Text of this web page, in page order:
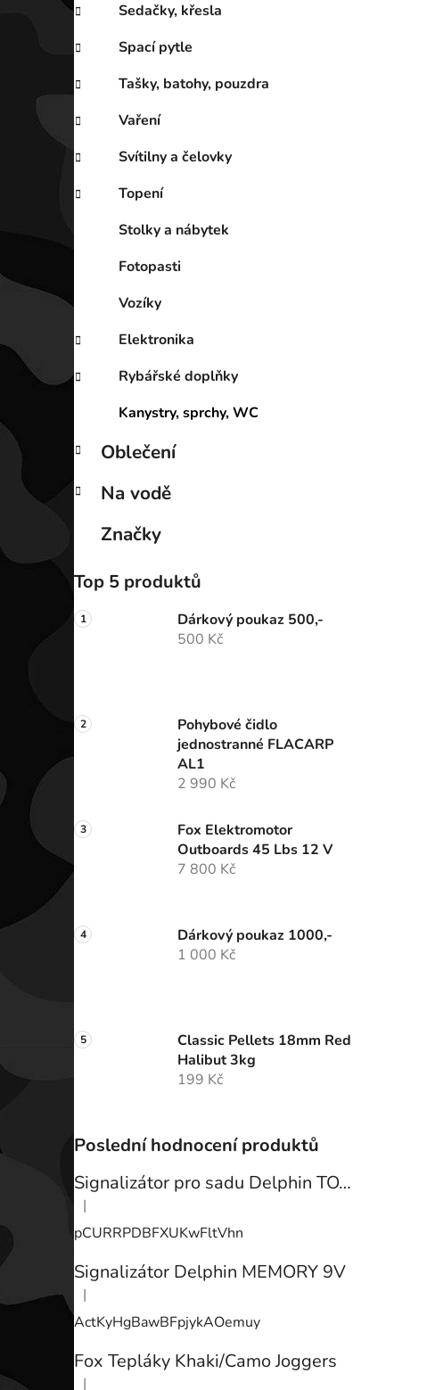
Sedačky, křesla
Spací pytle
Tašky, batohy, pouzdra
Vaření
Svítilny a čelovky
Topení
Stolky a nábytek
Fotopasti
Vozíky
Elektronika
Rybářské doplňky
Kanystry, sprchy, WC
Oblečení
Na vodě
Značky
Top 5 produktů
Dárkový poukaz 500,-
500 Kč
Pohybové čidlo
jednostranné FLACARP
AL1
2 990 Kč
Fox Elektromotor
Outboards 45 Lbs 12 V
7 800 Kč
Dárkový poukaz 1000,-
1 000 Kč
Classic Pellets 18mm Red
Halibut 3kg
199 Kč
Poslední hodnocení produktů
Signalizátor pro sadu Delphin TOTEM
Hodnocení produktu je 3 z 5 hvězdiček.
|
pCURRPDBFXUKwFltVhn
Signalizátor Delphin MEMORY 9V
Hodnocení produktu je 3 z 5 hvězdiček.
|
ActKyHgBawBFpjykAOemuy
Fox Tepláky Khaki/Camo Joggers
|